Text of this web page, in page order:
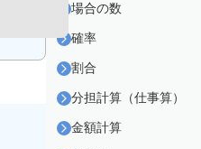
場合の数
確率
割合
分担計算（仕事算）
金額計算